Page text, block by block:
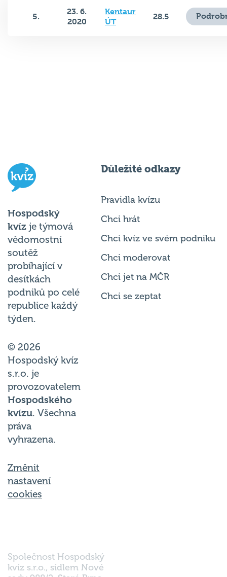
5.
23. 6.
2020
Kentaur
ÚT
28.5
Hospodský
kvíz je týmová
vědomostní
soutěž
probíhající v
desítkách
podniků po celé
republice každý
týden.
© 2026
Hospodský kvíz
s.r.o. je
provozovatelem
Hospodského
kvízu. Všechna
práva
vyhrazena.
Změnit
nastavení
cookies
Důležité odkazy
Pravidla kvízu
Chci hrát
Chci kvíz ve svém podniku
Chci moderovat
Chci jet na MČR
Chci se zeptat
Společnost Hospodský
kvíz s.r.o., sídlem Nové